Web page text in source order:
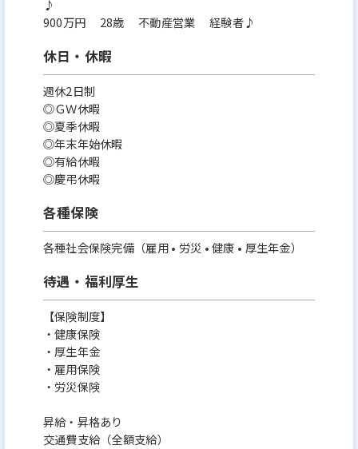
♪
900万円 28歳 不動産営業 経験者♪
休日・休暇
週休2日制
◎ＧＷ休暇
◎夏季休暇
◎年末年始休暇
◎有給休暇
◎慶弔休暇
各種保険
各種社会保険完備（雇用 • 労災 • 健康 • 厚生年金）
待遇・福利厚生
【保険制度】
・健康保険
・厚生年金
・雇用保険
・労災保険
昇給・昇格あり
交通費支給（全額支給）